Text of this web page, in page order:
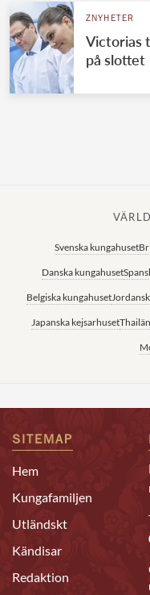
ZNYHETER
Victorias
på slottet
Svenska kungahuset
Danska kungahuset
Belgiska kungahuset
Japanska kejsarhuset
SITEMAP
Hem
Kungafamiljen
Utländskt
Kändisar
Redaktion